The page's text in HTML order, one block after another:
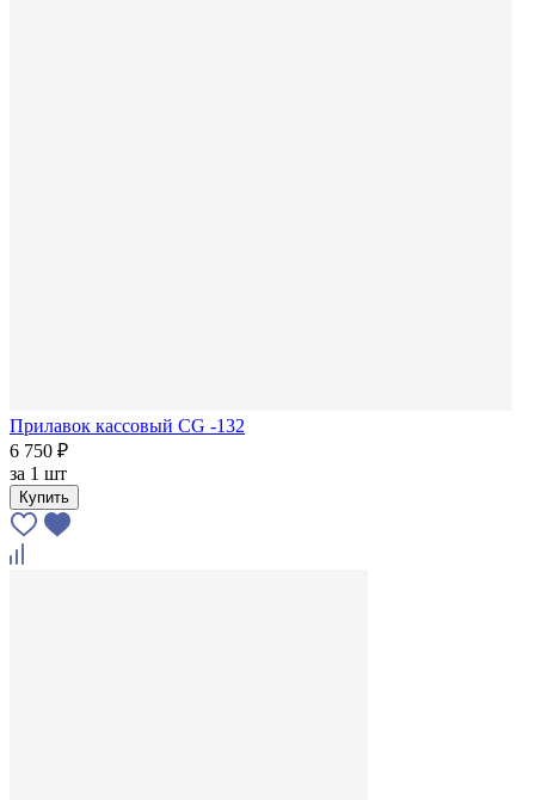
Прилавок кассовый CG -132
6 750 ₽
за 1 шт
Купить